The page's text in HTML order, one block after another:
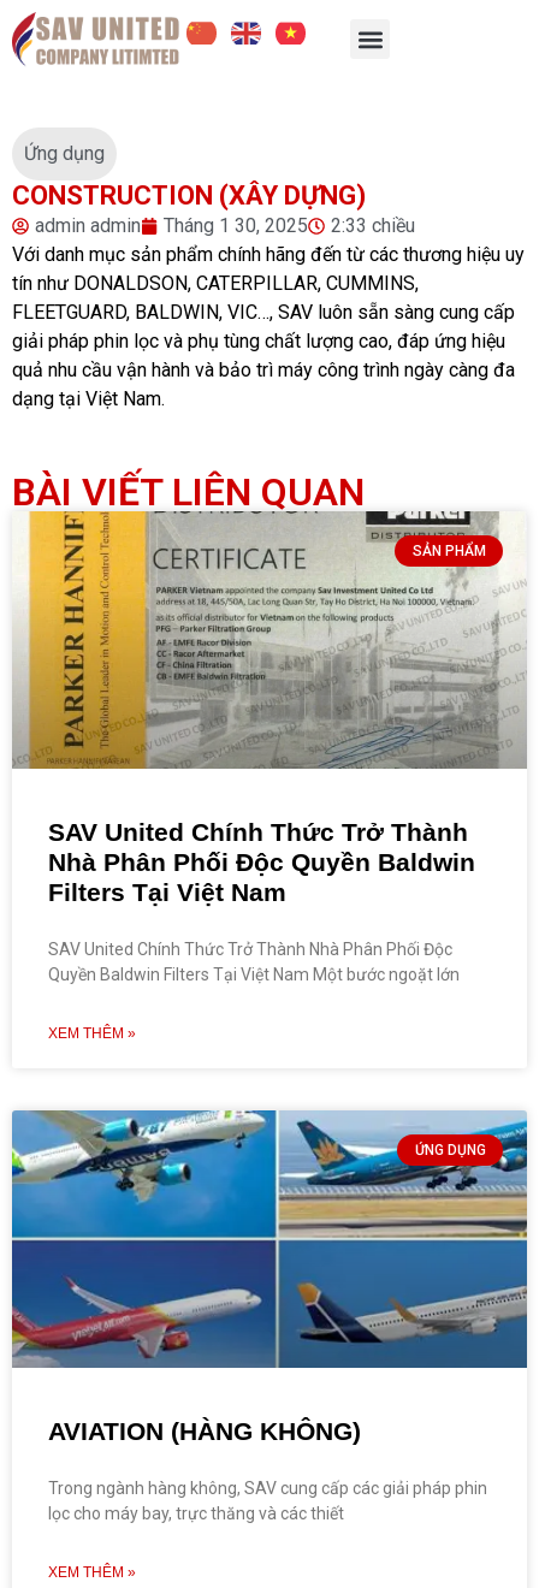
Ứng dụng
CONSTRUCTION (XÂY DỰNG)
admin admin Tháng 1 30, 2025
2:33 chiều
Với danh mục sản phẩm chính hãng đến từ các thương hiệu uy
tín như DONALDSON, CATERPILLAR, CUMMINS,
FLEETGUARD, BALDWIN, VIC…, SAV luôn sẵn sàng cung cấp
giải pháp phin lọc và phụ tùng chất lượng cao, đáp ứng hiệu
quả nhu cầu vận hành và bảo trì máy công trình ngày càng đa
dạng tại Việt Nam.
BÀI VIẾT LIÊN QUAN
SẢN PHẨM
SAV United Chính Thức Trở Thành
Nhà Phân Phối Độc Quyền Baldwin
Filters Tại Việt Nam
SAV United Chính Thức Trở Thành Nhà Phân Phối Độc
Quyền Baldwin Filters Tại Việt Nam Một bước ngoặt lớn
XEM THÊM »
ỨNG DỤNG
AVIATION (HÀNG KHÔNG)
Trong ngành hàng không, SAV cung cấp các giải pháp phin
lọc cho máy bay, trực thăng và các thiết
XEM THÊM »